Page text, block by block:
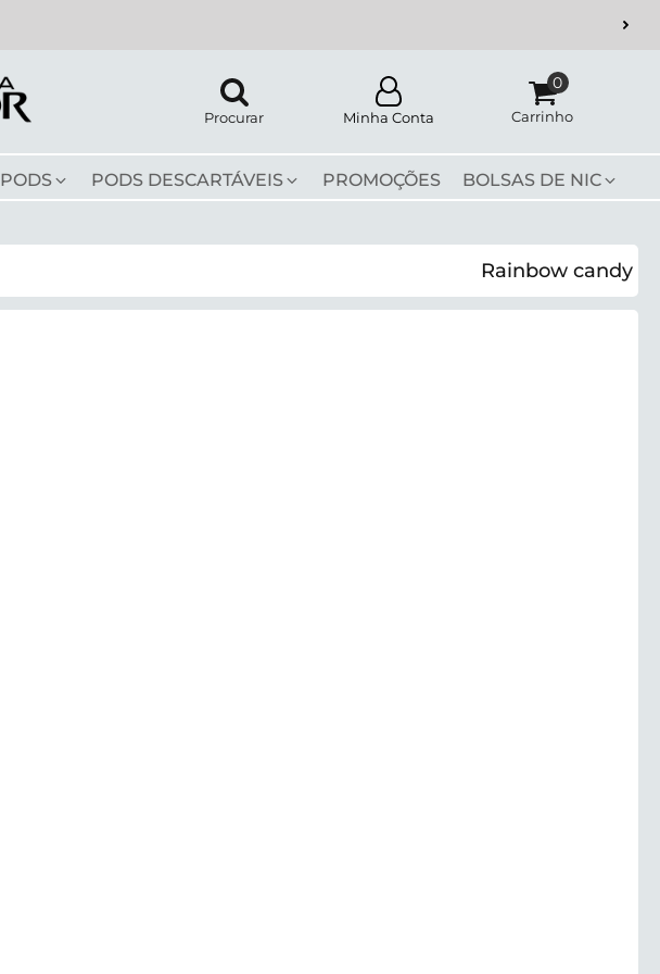
Procurar Minha Conta Carrinho
PODS PODS DESCARTÁVEIS PROMOÇÕES BOLSAS DE NIC
Rainbow candy